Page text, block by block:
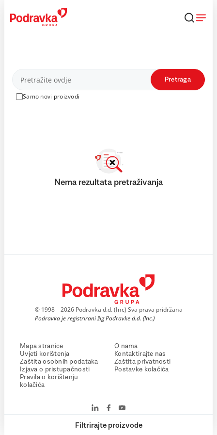
content
Proizvodi
Samo novi proizvodi
Pretraga
Filtrirajte proizvode
Nema rezultata pretraživanja
© 1998 – 2026 Podravka d.d. (Inc) Sva prava pridržana
Podravka je registrirani žig Podravke d.d. (Inc.)
Mapa stranice
Uvjeti korištenja
Zaštita osobnih podataka
Izjava o pristupačnosti
Pravila o korištenju
kolačića
O nama
Kontaktirajte nas
Zaštita privatnosti
Postavke kolačića